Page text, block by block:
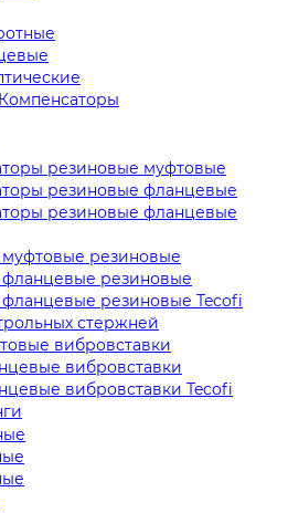
Компенсаторы
резиновые муфтовые
резиновые фланцевые
резиновые фланцевые
муфтовые резиновые
фланцевые резиновые
фланцевые резиновые Tecofi
стержней
вибровставки
вибровставки
вибровставки Tecofi